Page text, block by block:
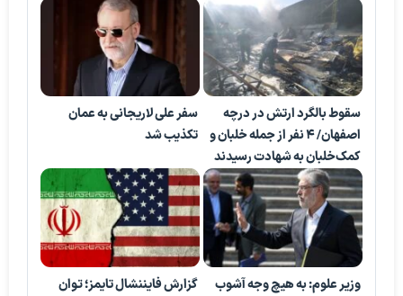
سقوط بالگرد ارتش در درچه
اصفهان/ ۴ نفر از جمله خلبان و
کمک‌خلبان به شهادت رسیدند
سفر علی لاریجانی به عمان
تکذیب شد
وزیر علوم: به هیچ وجه آشوب
گزارش فایننشال تایمز؛ توان